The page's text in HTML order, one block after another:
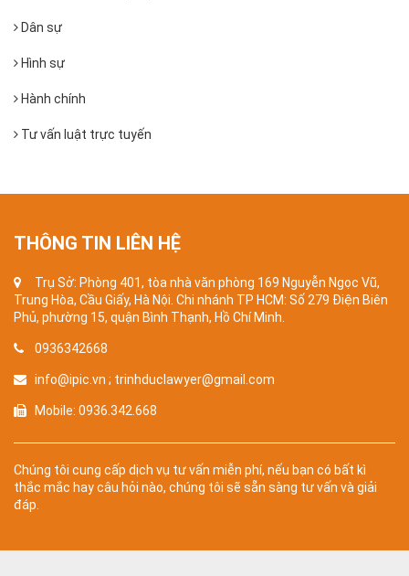
Dân sự
Hình sự
Hành chính
Tư vấn luật trực tuyến
THÔNG TIN LIÊN HỆ
Trụ Sở: Phòng 401, tòa nhà văn phòng 169 Nguyễn Ngọc Vũ,
Trung Hòa, Cầu Giấy, Hà Nội. Chi nhánh TP HCM: Số 279 Điện Biên
Phủ, phường 15, quận Bình Thạnh, Hồ Chí Minh.
0936342668
info@ipic.vn ; trinhduclawyer@gmail.com
Mobile: 0936.342.668
Chúng tôi cung cấp dịch vụ tư vấn miễn phí, nếu bạn có bất kì
thắc mắc hay câu hỏi nào, chúng tôi sẽ sẵn sàng tư vấn và giải
đáp.